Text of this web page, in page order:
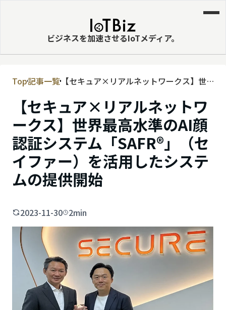
ビジネスを加速させるIoTメディア。
MVNE
エッジ
LPWA
DaaS
IaaS
PaaS
MVNO
スマート漁業
Top記事一覧【セキュア×リアルネットワークス】世
「SAFR®」（セイファー）を活用したシ
ステムの提供開始
【セキュア×リアルネットワ
ークス】世界最高水準のAI顔
認証システム「SAFR®」（セ
イファー）を活用したシステ
ムの提供開始
2023-11-30 2min